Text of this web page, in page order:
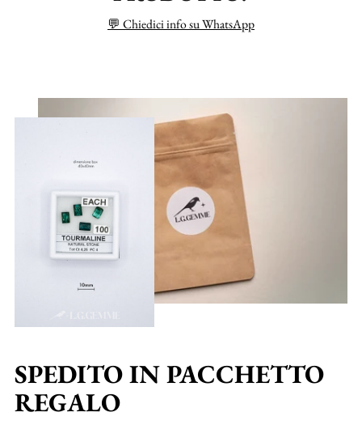
💬 Chiedici info su WhatsApp
SPEDITO IN PACCHETTO
REGALO